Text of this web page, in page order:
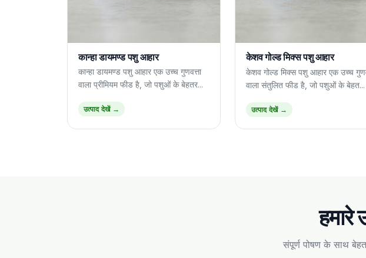
कान्हा डायमण्ड पशु आहार
कान्हा डायमण्ड पशु आहार एक उच्च गुणवत्ता
वाला प्रीमियम फीड है, जो पशुओं के बेहतर...
उत्पाद देखें →
केशव गोल्ड मिक्स पशु आहार
केशव गोल्ड मिक्स पशु आहार एक उच्च
वाला संतुलित फीड है, जो पशुओं के बेहत...
उत्पाद देखें →
हमारे
संपूर्ण पोषण के साथ